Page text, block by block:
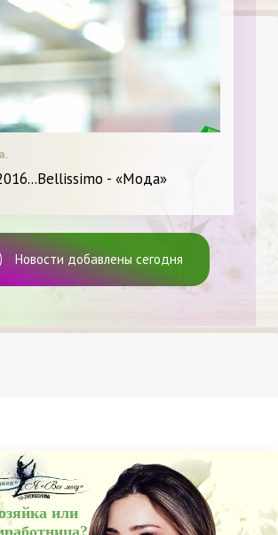
- «Мода»
Новости добавлены сегодня
или